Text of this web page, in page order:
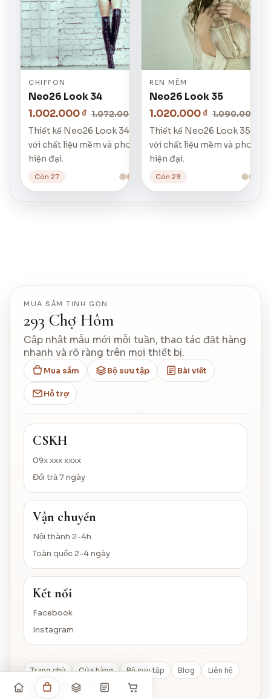
CHIFFON
Neo26 Look 34
1.002.000 ₫ 1.072.000 ₫
Thiết kế Neo26 Look 34
với chất liệu mềm và phom
hiện đại.
Còn 27
REN MỀM
Neo26 Look 35
1.020.000 ₫ 1.090.000 ₫
Thiết kế Neo26 Look 35
với chất liệu mềm và phom
hiện đại.
Còn 29
MUA SẮM TINH GỌN
293 Chợ Hôm
Cập nhật mẫu mới mỗi tuần, thao tác đặt hàng
nhanh và rõ ràng trên mọi thiết bị.
Mua sắm Bộ sưu tập Bài viết
Hỗ trợ
CSKH
09x xxx xxxx
Đổi trả 7 ngày
Vận chuyển
Nội thành 2-4h
Toàn quốc 2-4 ngày
Kết nối
Facebook
Instagram
Trang chủ Cửa hàng Bộ sưu tập Blog Liên hệ
© 2026 293 Chợ Hôm